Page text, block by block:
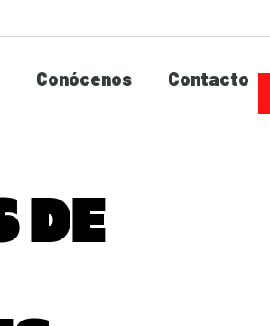
Conócenos Contacto
DE